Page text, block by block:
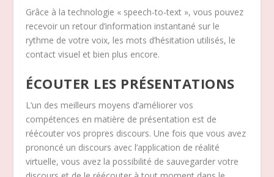
Grâce à la technologie « speech-to-text », vous pouvez
recevoir un retour d’information instantané sur le
rythme de votre voix, les mots d’hésitation utilisés, le
contact visuel et bien plus encore.
ÉCOUTER LES PRÉSENTATIONS
L’un des meilleurs moyens d’améliorer vos
compétences en matière de présentation est de
réécouter vos propres discours. Une fois que vous avez
prononcé un discours avec l’application de réalité
virtuelle, vous avez la possibilité de sauvegarder votre